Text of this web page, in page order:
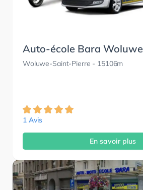
Auto-école Bara Woluwe
Woluwe-Saint-Pierre - 15106m
1 Avis
En savoir plus